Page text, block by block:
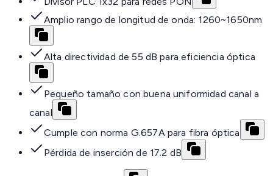
Amplio rango de longitud de onda: 1260~1650nm
Alta directividad de 55 dB para eficiencia óptica
Pequeño tamaño con buena uniformidad canal a
canal
Cumple con norma G.657A para fibra óptica
Pérdida de inserción de 17.2 dB